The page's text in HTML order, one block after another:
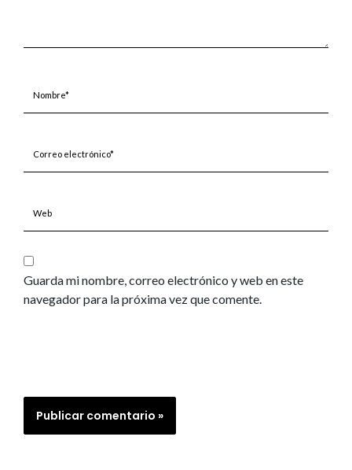
electrónico*
Guarda mi nombre, correo electrónico y web en este
navegador para la próxima vez que comente.